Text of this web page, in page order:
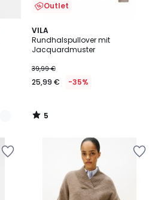
Outlet
VILA
Rundhalspullover mit
Jacquardmuster
39,99 €
25,99 € -35%
5
/
5
5
/